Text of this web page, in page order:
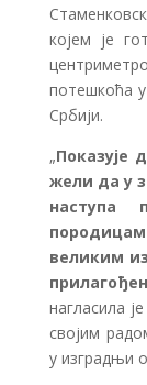
којем је
потешкоћа
Србији.
„Показује
жели да у
наступа
великим
нагласила
својим
у изградњи